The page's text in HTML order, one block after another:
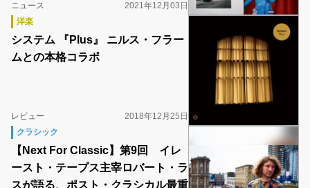
ニュース
2021年12月03日
洋楽
システム 『Plus』 ニルス・フラー
ムとの本格コラボ
レビュー
2018年12月25日
クラシック
【Next For Classic】第9回 イレ
ースト・テープス主宰ロバート・ラ
スが語る、ポスト・クラシカル最重